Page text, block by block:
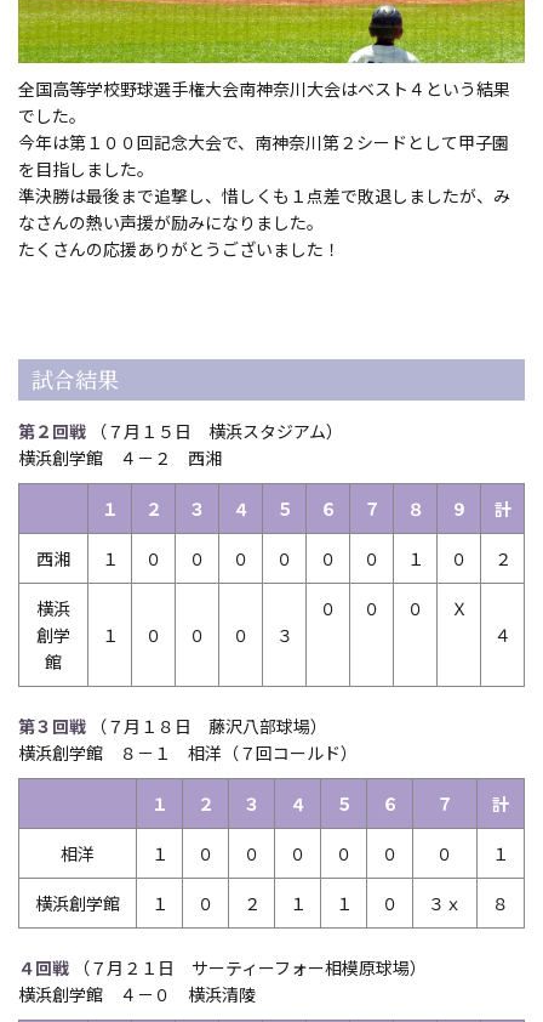
全国高等学校野球選手権大会南神奈川大会はベスト４という結果
でした。
今年は第１００回記念大会で、南神奈川第２シードとして甲子園
を目指しました。
準決勝は最後まで追撃し、惜しくも１点差で敗退しましたが、み
なさんの熱い声援が励みになりました。
たくさんの応援ありがとうございました！
試合結果
第２回戦 （７月１５日 横浜スタジアム）
横浜創学館 ４－２ 西湘
１ ２ ３ ４ ５ ６ ７ ８ ９ 計
西湘 １ ０ ０ ０ ０ ０ ０ １ ０ ２
横浜
創学
館
１ ０ ０ ０ ３
０ ０ ０
Ｘ
４
第３回戦 （７月１８日 藤沢八部球場）
横浜創学館 ８－１ 相洋（７回コールド）
１ ２ ３ ４ ５ ６ ７ 計
相洋 １ ０ ０ ０ ０ ０ ０ １
横浜創学館 １ ０ ２ １ １ ０ ３ｘ ８
４回戦 （７月２１日 サーティーフォー相模原球場）
横浜創学館 ４－０ 横浜清陵